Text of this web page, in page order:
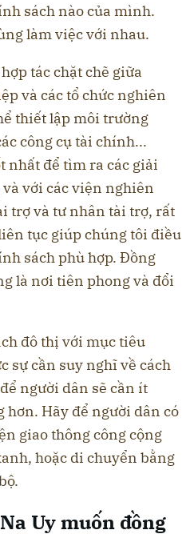
sách nào của mình.
làm việc với nhau.
tác chặt chẽ giữa
và các tổ chức nghiên
thiết lập môi trường
công cụ tài chính...
nhất để tìm ra các giải
với các viện nghiên
trợ và tư nhân tài trợ, rất
tục giúp chúng tôi điều
sách phù hợp. Đồng
là nơi tiên phong và đổi
đô thị với mục tiêu
sự cần suy nghĩ về cách
người dân sẽ cần ít
Hãy để người dân có
giao thông công cộng
hoặc di chuyển bằng
Uy muốn đồng